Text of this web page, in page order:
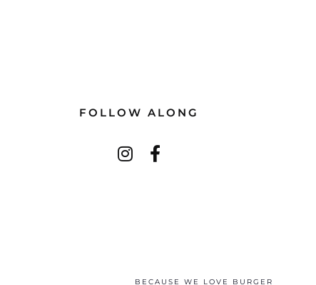
FOLLOW ALONG
BECAUSE WE LOVE BURGER